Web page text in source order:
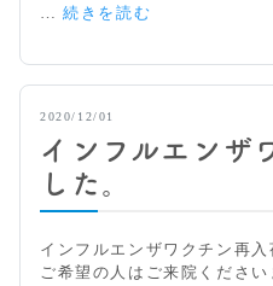
…続きを読む
イ
ル
ワ
ク
2020/12/01
インフルエンザ
した。
インフルエンザワクチン再
ご希望の人はご来院くださ